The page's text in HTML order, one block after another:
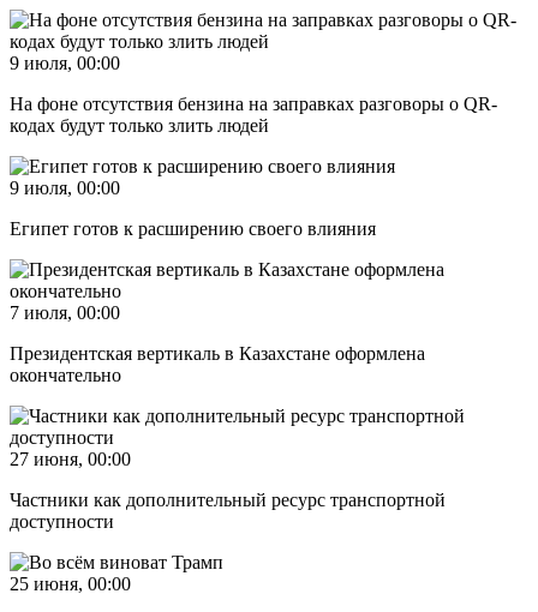
9 июля, 00:00
На фоне отсутствия бензина на заправках разговоры о QR-
кодах будут только злить людей
9 июля, 00:00
Египет готов к расширению своего влияния
7 июля, 00:00
Президентская вертикаль в Казахстане оформлена
окончательно
27 июня, 00:00
Частники как дополнительный ресурс транспортной
доступности
25 июня, 00:00